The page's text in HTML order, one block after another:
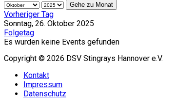
Gehe zu Monat
Vorheriger Tag
Sonntag, 26. Oktober 2025
Folgetag
Es wurden keine Events gefunden
Copyright © 2026 DSV Stingrays Hannover e.V.
Kontakt
Impressum
Datenschutz